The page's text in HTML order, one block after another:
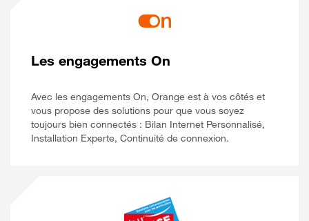
Les engagements On
Avec les engagements On, Orange est à vos côtés et
vous propose des solutions pour que vous soyez
toujours bien connectés : Bilan Internet Personnalisé,
Installation Experte, Continuité de connexion.